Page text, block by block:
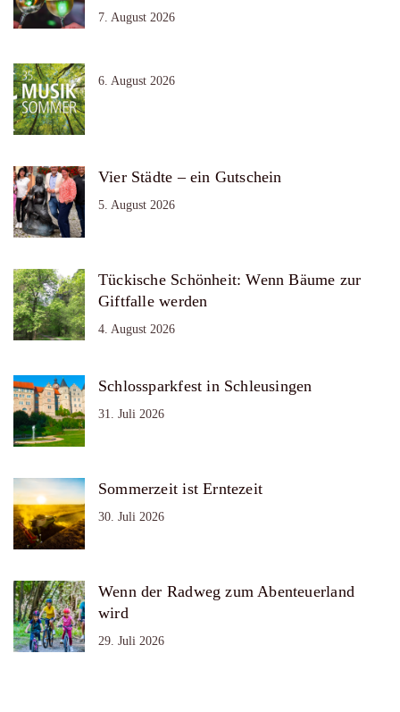
7. August 2026
6. August 2026
Vier Städte – ein Gutschein
5. August 2026
Tückische Schönheit: Wenn Bäume zur
Giftfalle werden
4. August 2026
Schlossparkfest in Schleusingen
31. Juli 2026
Sommerzeit ist Erntezeit
30. Juli 2026
Wenn der Radweg zum Abenteuerland
wird
29. Juli 2026